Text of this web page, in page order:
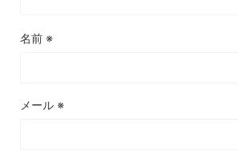
名前 ※
メール ※